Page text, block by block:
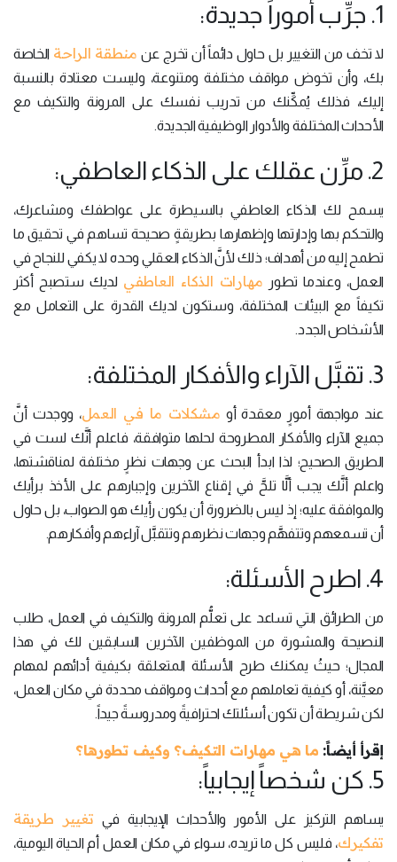
1. جرِّب أموراً جديدة:
لا تخف من التغيير بل حاول دائماً أن تخرج عن منطقة الراحة الخاصة
بك، وأن تخوض مواقف مختلفة ومتنوعة، وليست معتادة بالنسبة
إليك، فذلك يُمكِّنك من تدريب نفسك على المرونة والتكيف مع
الأحداث المختلفة والأدوار الوظيفية الجديدة.
2. مرِّن عقلك على الذكاء العاطفي:
يسمح لك الذكاء العاطفي بالسيطرة على عواطفك ومشاعرك،
والتحكم بها وإدارتها وإظهارها بطريقةٍ صحيحة تساهم في تحقيق ما
تطمح إليه من أهداف؛ ذلك لأنَّ الذكاء العقلي وحده لا يكفي للنجاح في
العمل، وعندما تطور مهارات الذكاء العاطفي لديك ستصبح أكثر
تكيفاً مع البيئات المختلفة، وستكون لديك القدرة على التعامل مع
الأشخاص الجدد.
3. تقبَّل الآراء والأفكار المختلفة:
عند مواجهة أمورٍ معقدة أو مشكلات ما في العمل، ووجدت أنَّ
جميع الآراء والأفكار المطروحة لحلها متوافقة، فاعلم أنَّك لست في
الطريق الصحيح؛ لذا ابدأ البحث عن وجهات نظرٍ مختلفة لمناقشتها،
واعلم أنَّك يجب ألَّا تلحَّ في إقناع الآخرين وإجبارهم على الأخذ برأيك
والموافقة عليه؛ إذ ليس بالضرورة أن يكون رأيك هو الصواب، بل حاول
أن تسمعهم وتتفهَّم وجهات نظرهم وتتقبَّل آراءهم وأفكارهم.
4. اطرح الأسئلة:
من الطرائق التي تساعد على تعلُّم المرونة والتكيف في العمل، طلب
النصيحة والمشورة من الموظفين الآخرين السابقين لك في هذا
المجال؛ حيثُ يمكنك طرح الأسئلة المتعلقة بكيفية أدائهم لمهام
معيَّنة، أو كيفية تعاملهم مع أحداث ومواقف محددة في مكان العمل،
لكن شريطة أن تكون أسئلتك احترافيةً ومدروسةً جيداً.
إقرأ أيضاً: ما هي مهارات التكيف؟ وكيف تطورها؟
5. كن شخصاً إيجابياً:
يساهم التركيز على الأمور والأحداث الإيجابية في تغيير طريقة
تفكيرك، فليس كل ما تريده، سواء في مكان العمل أم الحياة اليومية،